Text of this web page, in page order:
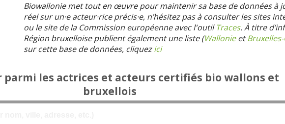
Biowallonie met tout en œuvre pour maintenir sa base de données à
réel sur un·e acteur·rice précis·e, n’hésitez pas à consulter les sites
ou le site de la Commission européenne avec l'outilTraces. À titre
Région bruxelloise publient également une liste (Wallonieet
sur cette base de données, cliquezici
parmi les actrices et acteurs certifiés bio wallons et
bruxellois